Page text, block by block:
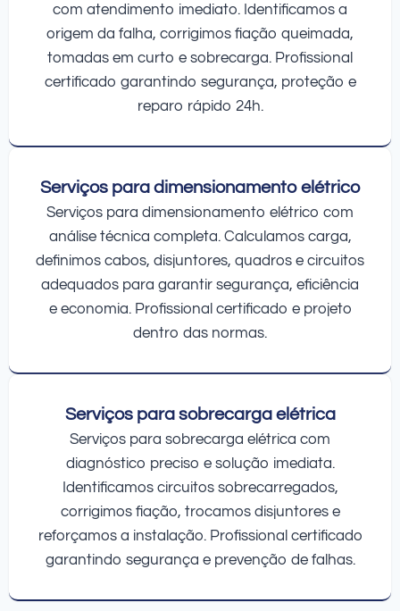
com atendimento imediato. Identificamos a
origem da falha, corrigimos fiação queimada,
tomadas em curto e sobrecarga. Profissional
certificado garantindo segurança, proteção e
reparo rápido 24h.
Serviços para dimensionamento elétrico
Serviços para dimensionamento elétrico com
análise técnica completa. Calculamos carga,
definimos cabos, disjuntores, quadros e circuitos
adequados para garantir segurança, eficiência
e economia. Profissional certificado e projeto
dentro das normas.
Serviços para sobrecarga elétrica
Serviços para sobrecarga elétrica com
diagnóstico preciso e solução imediata.
Identificamos circuitos sobrecarregados,
corrigimos fiação, trocamos disjuntores e
reforçamos a instalação. Profissional certificado
garantindo segurança e prevenção de falhas.